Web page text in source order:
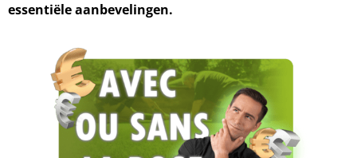
essentiële aanbevelingen.